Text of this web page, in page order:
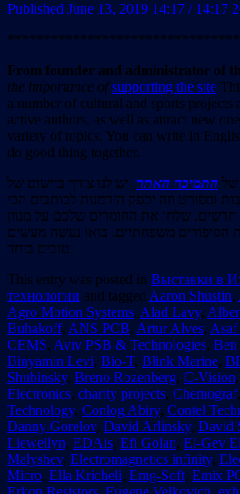
From founder and administrator of
the importance ofsupporting the site
a number of cultural and sports projects
active authors, as well as attract new
variety of topics. You can write in
do good thing together.
של התמיכה האתר, יש לנו צורך ביישום של
וספורט וזה יספק הזדמנות לכותבים הכי
חדשים. שלחו את החומרים שלכם על מגוון
הסיפורים משפחתיים. בואו נעשה מעשים
טובים ביחד.
This entry was posted in Выставки в
технологии and tagged Aaron Shustin,
Agro Motion Systems, Alad Lavy,
Buhakoff, ANS PCB, Artur Alves,
CEMS, Aviv PSB & Technologies, Ben
Binyamin Levi, Bio-T, Blink Marine,
Shubinsky, Breno Rozenberg, C-Vision,
Electronics, charity projects, Chemograf,
Technology, Conlog Abiry, Contel
Danny Gorelov, David Arlinsky, David
Liewellyn, EDAis, Efi Golan, El-Gev
Malyshev, Electromagnetics infinity,
Micro, Ella Kricheli, Emg-Soft, Emix